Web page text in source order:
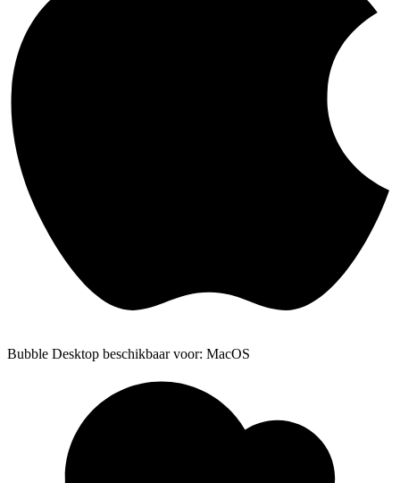
Bubble Desktop beschikbaar voor: MacOS